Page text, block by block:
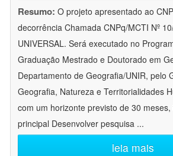
Resumo: O projeto apresentado ao
decorrência Chamada CNPq/MCTI Nº
UNIVERSAL. Será executado no
Graduação Mestrado e Doutorado em
Departamento de Geografia/UNIR, pelo
Geografia, Natureza e Territorialidades
com um horizonte previsto de 30
principal Desenvolver pesquisa ...
leia mais